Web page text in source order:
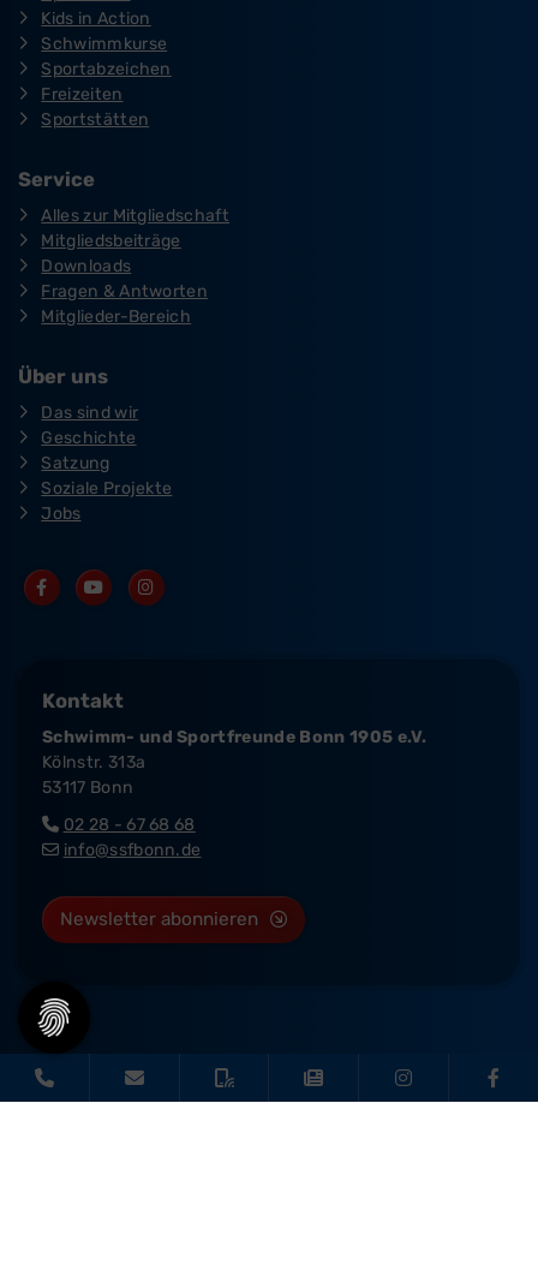
Kids in Action
Schwimmkurse
Sportabzeichen
Freizeiten
Sportstätten
Service
Alles zur Mitgliedschaft
Mitgliedsbeiträge
Downloads
Fragen & Antworten
Mitglieder-Bereich
Über uns
Das sind wir
Geschichte
Satzung
Soziale Projekte
Jobs
Kontakt
Schwimm- und Sportfreunde Bonn 1905 e.V.
Kölnstr. 313a
53117 Bonn
02 28 - 67 68 68
info@ssfbonn.de
Newsletter abonnieren